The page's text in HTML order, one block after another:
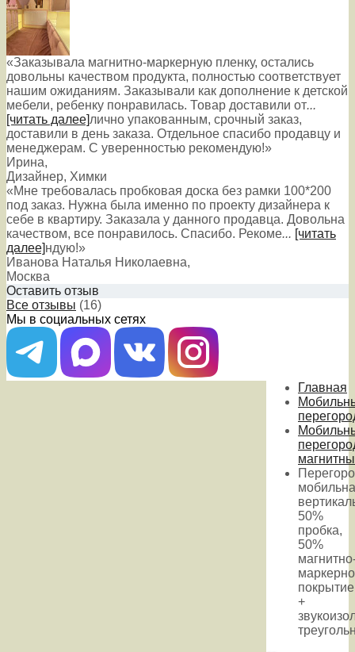
«Заказывала магнитно-маркерную пленку, остались
довольны качеством продукта, полностью соответствует
нашим ожиданиям. Заказывали как дополнение к детской
мебели, ребенку понравилась. Товар доставили от...
[читать далее]лично упакованным, срочный заказ,
доставили в день заказа. Отдельное спасибо продавцу и
менеджерам. С уверенностью рекомендую!»
Ирина,
Дизайнер, Химки
«Мне требовалась пробковая доска без рамки 100*200
под заказ. Нужна была именно по проекту дизайнера к
себе в квартиру. Заказала у данного продавца. Довольна
качеством, все понравилось. Спасибо. Рекоме... [читать
далее]ндую!»
Иванова Наталья Николаевна,
Москва
Оставить отзыв
Все отзывы (16)
Мы в социальных сетях
Главная
50%
пробка,
50%
покрытие
+